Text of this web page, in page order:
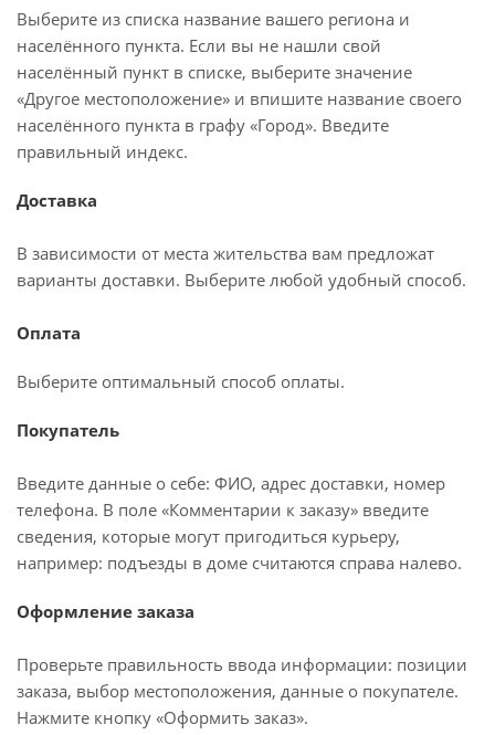
Выберите из списка название вашего региона и
населённого пункта. Если вы не нашли свой
населённый пункт в списке, выберите значение
«Другое местоположение» и впишите название своего
населённого пункта в графу «Город». Введите
правильный индекс.
Доставка
В зависимости от места жительства вам предложат
варианты доставки. Выберите любой удобный способ.
Оплата
Выберите оптимальный способ оплаты.
Покупатель
Введите данные о себе: ФИО, адрес доставки, номер
телефона. В поле «Комментарии к заказу» введите
сведения, которые могут пригодиться курьеру,
например: подъезды в доме считаются справа налево.
Оформление заказа
Проверьте правильность ввода информации: позиции
заказа, выбор местоположения, данные о покупателе.
Нажмите кнопку «Оформить заказ».